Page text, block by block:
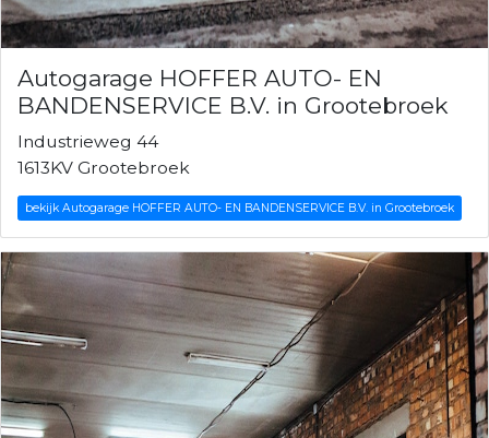
Autogarage HOFFER AUTO- EN
BANDENSERVICE B.V. in Grootebroek
Industrieweg 44
1613KV Grootebroek
bekijk Autogarage HOFFER AUTO- EN BANDENSERVICE B.V. in Grootebroek